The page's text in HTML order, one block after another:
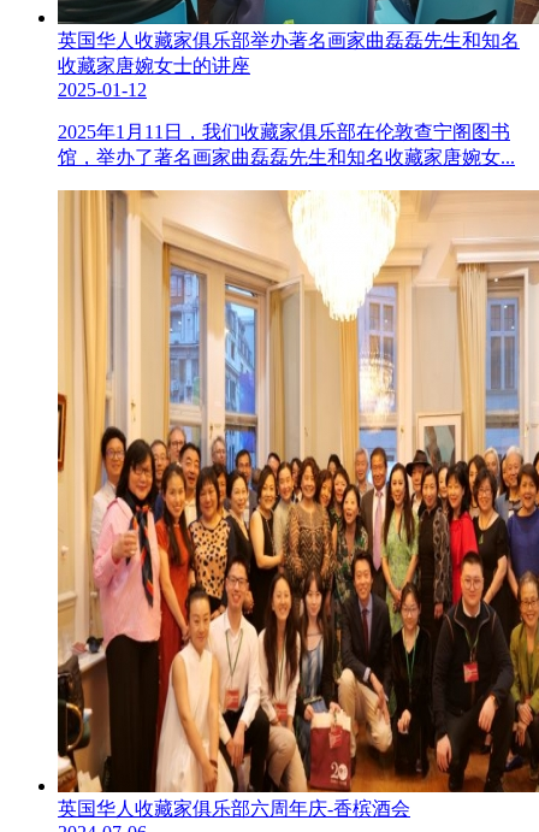
英国华人收藏家俱乐部举办著名画家曲磊磊先生和知名
收藏家唐婉女士的讲座
2025-01-12
2025年1月11日，我们收藏家俱乐部在伦敦查宁阁图书
馆，举办了著名画家曲磊磊先生和知名收藏家唐婉女...
英国华人收藏家俱乐部六周年庆-香槟酒会